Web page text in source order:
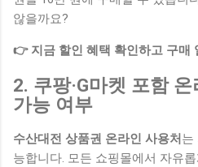
않을까요?
👉 지금 할인 혜택 확인하고 구매
2. 쿠팡·G마켓 포함
가능 여부
수산대전 상품권 온라인 사용처 는
능합니다. 모든 쇼핑몰에서 자유